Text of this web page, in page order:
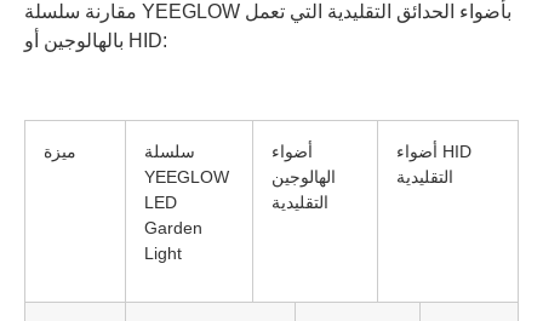
مقارنة سلسلة YEEGLOW بأضواء الحدائق التقليدية التي تعمل
بالهالوجين أو HID:
ميزة
سلسلة
YEEGLOW
LED
Garden
Light
أضواء
الهالوجين
التقليدية
أضواء HID
التقليدية